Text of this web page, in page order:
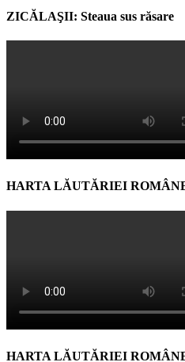
ZICĂLAŞII: Steaua sus răsare
HARTA LĂUTĂRIEI
HARTA LĂUTĂRIEI